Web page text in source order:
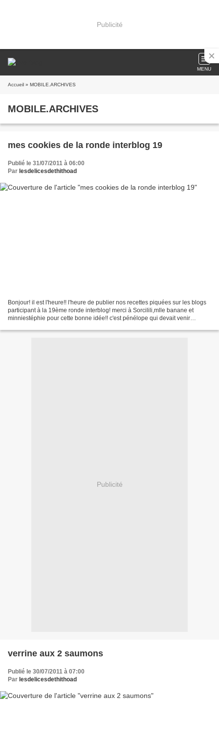
Publicité
MENU
Accueil » MOBILE.ARCHIVES
MOBILE.ARCHIVES
mes cookies de la ronde interblog 19
Publié le 31/07/2011 à 06:00
Par lesdelicesdethithoad
Bonjour! il est l'heure!! l'heure de publier nos recettes piquées sur les blogs
participant à la 19ème ronde interblog! merci à Sorcilili,mlle banane et
minniestéphie pour cette bonne idée!! c'est pénélope qui devait venir
Publicité
verrine aux 2 saumons
Publié le 30/07/2011 à 07:00
Par lesdelicesdethithoad